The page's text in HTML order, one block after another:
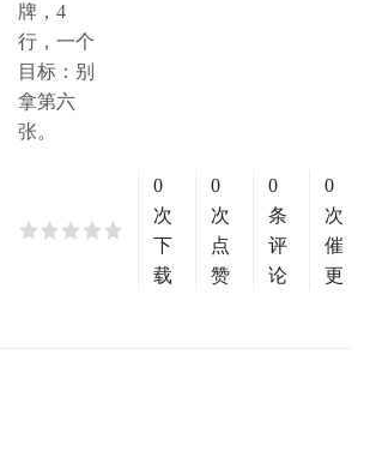
牌，4
行，一个
目标：别
拿第六
张。
0
次
下
载
0
次
点
赞
0
条
评
论
0
次
催
更